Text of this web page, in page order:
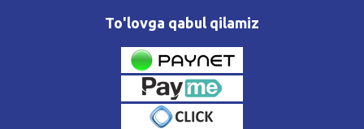
To'lovga qabul qilamiz